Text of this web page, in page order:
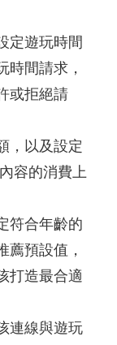
定遊玩時間
時間請求，
或拒絕請
，以及設定
容的消費上
符合年齡的
薦預設值，
打造最合適
連線與遊玩